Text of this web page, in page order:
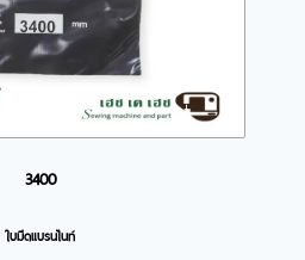
3400
ใบมีดแบรนไนท์